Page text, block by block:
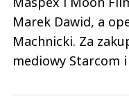
Marek Dawid, a
Machnicki. Za
mediowy Starcom